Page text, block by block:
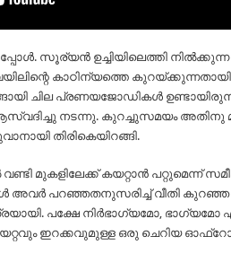
സൂര്യൻ ഉച്ചിയിലെത്തി
കാഠിന്യത്തെ
ചില പ്രണയജോഡികൾ
നടന്നു. കുറച്ചുസമയം അതിനു
തിരികെയിറങ്ങി.
മുകളിലേക്ക് കയറ്റാൻ പറ്റുമെന്ന്
അവർ പറഞ്ഞതനുസരിച്ച് വീതി കുറഞ്ഞ
പക്ഷേ നിർഭാഗ്യമോ, ഭാഗ്യമോ
ഇറക്കവുമുള്ള ഒരു ചെറിയ